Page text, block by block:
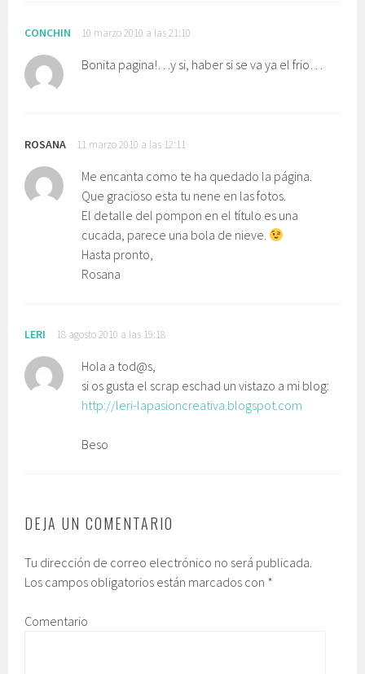
CONCHIN 10 marzo 2010 a las 21:10
Bonita pagina!…y si, haber si se va ya el frio…
ROSANA 11 marzo 2010 a las 12:11
Me encanta como te ha quedado la página.
Que gracioso esta tu nene en las fotos.
El detalle del pompon en el título es una
cucada, parece una bola de nieve.
Hasta pronto,
Rosana
LERI 18 agosto 2010 a las 19:18
Hola a tod@s,
si os gusta el scrap eschad un vistazo a mi blog:
http://leri-lapasioncreativa.blogspot.com
Beso
DEJA UN COMENTARIO
Tu dirección de correo electrónico no será publicada.
Los campos obligatorios están marcados con *
Comentario